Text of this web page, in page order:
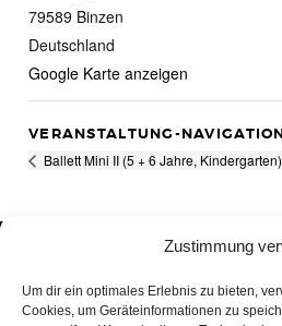
Zustimmung
Um dir ein optimales Erlebnis zu bieten,
Cookies, um Geräteinformationen zu
79589 Binzen
Deutschland
Google Karte anzeigen
VERANSTALTUNG-
Ballett Mini II (5 + 6 Jahre, Kindergarten)